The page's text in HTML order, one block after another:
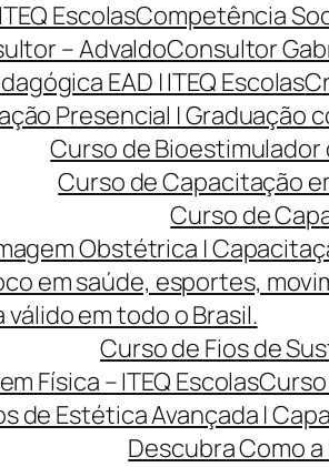
EscolasCompetência
– AdvaldoConsultor
EAD | ITEQ Escolas
Presencial | Graduação
Curso de Bioestimulador
Curso de Capacitação
Curso de
Obstétrica |
em saúde, esportes,
em todo o Brasil.
Curso de Fios de
Física – ITEQ Escolas
de Estética Avançada |
Descubra Como